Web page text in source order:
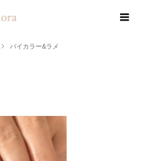
バイカラー&ラメ